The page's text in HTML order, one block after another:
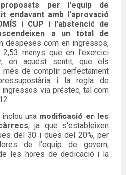
per l'equip de
endavant amb l'aprovació
i CUP i l'abstenció de
a un total de
despeses com en ingressos,
menys que en l'exercici
en aquest sentit, que els
de complir perfectament
i la regla de
ingressos via préstec, tal com
una modificació en les
, ja que s'estableixen
del 30 i dues del 20%, per
de l'equip de govern,
les hores de dedicació i la